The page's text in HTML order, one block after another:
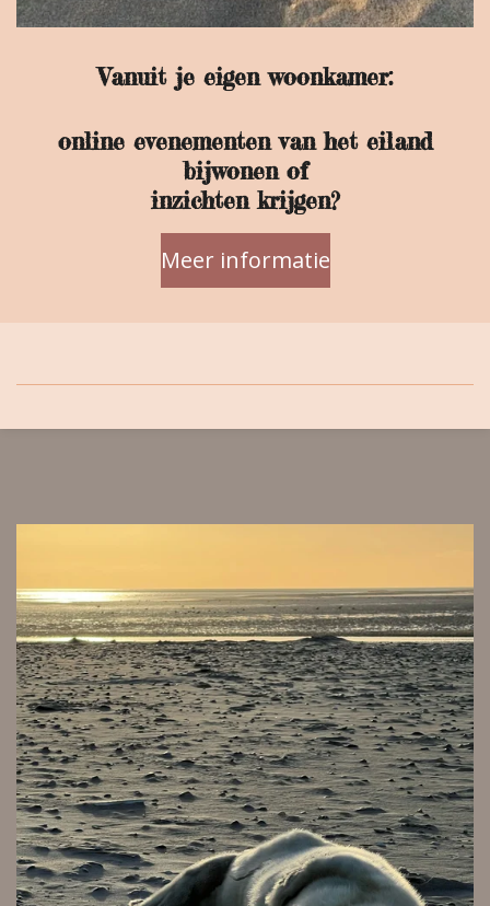
Vanuit je eigen woonkamer:
online evenementen van het eiland
bijwonen of
inzichten krijgen?
Meer informatie